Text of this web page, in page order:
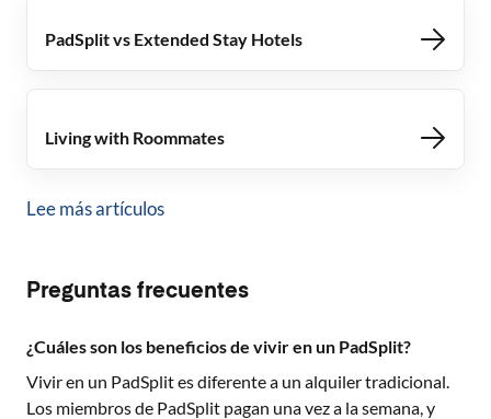
PadSplit vs Extended Stay Hotels
Living with Roommates
Lee más artículos
Preguntas frecuentes
¿Cuáles son los beneficios de vivir en un PadSplit?
Vivir en un PadSplit es diferente a un alquiler tradicional.
Los miembros de PadSplit pagan una vez a la semana, y